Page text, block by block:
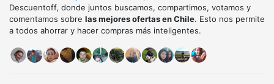
Descuentoff, donde juntos buscamos, compartimos, votamos y
comentamos sobre las mejores ofertas en Chile. Esto nos permite
a todos ahorrar y hacer compras más inteligentes.